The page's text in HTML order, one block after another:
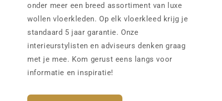
onder meer een breed assortiment van luxe
wollen vloerkleden. Op elk vloerkleed krijg je
standaard 5 jaar garantie. Onze
interieurstylisten en adviseurs denken graag
met je mee. Kom gerust eens langs voor
informatie en inspiratie!